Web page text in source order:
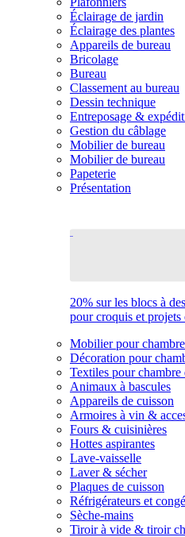
Éclairage de jardin
Éclairage des plantes
Appareils de bureau
Bricolage
Bureau
Classement au bureau
Dessin technique
Entreposage &
Gestion du câblage
Mobilier de bureau
Mobilier de bureau
Papeterie
Présentation
20% sur les blocs à
pour croquis et projets
Mobilier pour
Décoration pour
Textiles pour chambre
Animaux à bascules
Appareils de cuisson
Armoires à vin &
Fours & cuisinières
Hottes aspirantes
Lave-vaisselle
Laver & sécher
Plaques de cuisson
Réfrigérateurs et
Sèche-mains
Tiroir à vide & tiroir